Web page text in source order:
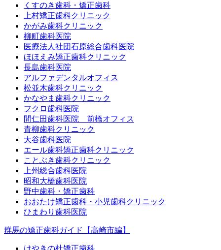
くすのき歯科・矯正歯科
上村矯正歯科クリニック
かがみ歯科クリニック
柳町歯科医院
医療法人社団石原総合歯科医院
ほほえみ矯正歯科クリニック
長島歯科医院
アルファデンタルオフィス
松並木歯科クリニック
かなやま歯科クリニック
フクロ歯科医院
間仁田歯科医院 前橋オフィス
青柳歯科クリニック
大谷歯科医院
エール歯科矯正歯科クリニック
ことぶき歯科クリニック
上州総合歯科医院
昭和大橋歯科医院
野中歯科・矯正歯科
おおたけ矯正歯科・小児歯科クリニック
ひまわり歯科医院
群馬の矯正歯科ガイド【高崎市編】